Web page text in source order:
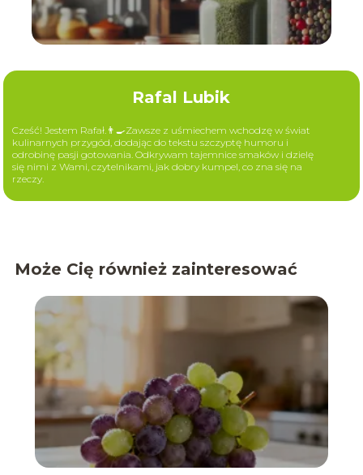
Rafal Lubik
Cześć! Jestem Rafał.👨‍🍳Zawsze z uśmiechem wchodzę w świat
kulinarnych przygód, dodając do tekstu szczyptę humoru i
odrobinę pasji gotowania. Odkrywam tajemnice smaków i dzielę
się nimi z Wami, czytelnikami, jak dobry kumpel, co zna się na
rzeczy.
Może Cię również zainteresować